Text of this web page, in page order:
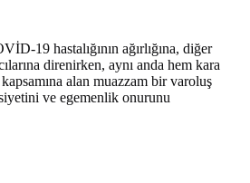
19 hastalığının ağırlığına, diğer
direnirken, aynı anda hem kara
kapsamına alan muazzam bir varoluş
ve egemenlik onurunu